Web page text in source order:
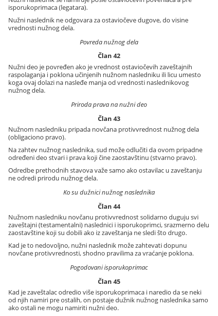
isporukoprimaca (legatara).
Nužni naslednik ne odgovara za ostaviočeve dugove, do visine
vrednosti nužnog dela.
Povreda nužnog dela
Član 42
Nužni deo je povređen ako je vrednost ostaviočevih zaveštajnih
raspolaganja i poklona učinjenih nužnom nasledniku ili licu umesto
koga ovaj dolazi na nasleđe manja od vrednosti naslednikovog
nužnog dela.
Priroda prava na nužni deo
Član 43
Nužnom nasledniku pripada novčana protivvrednost nužnog dela
(obligaciono pravo).
Na zahtev nužnog naslednika, sud može odlučiti da ovom pripadne
određeni deo stvari i prava koji čine zaostavštinu (stvarno pravo).
Odredbe prethodnih stavova važe samo ako ostavilac u zaveštanju
ne odredi prirodu nužnog dela.
Ko su dužnici nužnog naslednika
Član 44
Nužnom nasledniku novčanu protivvrednost solidarno duguju svi
zaveštajni (testamentalni) naslednici i isporukoprimci, srazmerno delu
zaostavštine koji su dobili ako iz zaveštanja ne sledi što drugo.
Kad je to nedovoljno, nužni naslednik može zahtevati dopunu
novčane protivvrednosti, shodno pravilima za vraćanje poklona.
Pogodovani isporukoprimac
Član 45
Kad je zaveštalac odredio više isporukoprimaca i naredio da se neki
od njih namiri pre ostalih, on postaje dužnik nužnog naslednika samo
ako ostali ne mogu namiriti nužni deo.